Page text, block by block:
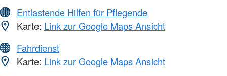
Entlastende Hilfen für Pflegende
Karte: Link zur Google Maps Ansicht
Fahrdienst
Karte: Link zur Google Maps Ansicht